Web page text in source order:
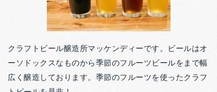
クラフトビール醸造所マッケンディーです。ビールはオ
ーソドックスなものから季節のフルーツビールをまで幅
広く醸造しております。季節のフルーツを使ったクラフ